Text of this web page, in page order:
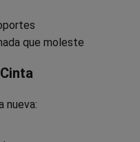
que moleste
nueva: